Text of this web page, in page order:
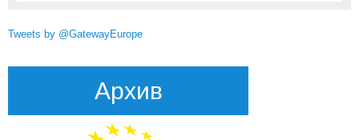
Tweets by @GatewayEurope
Архив